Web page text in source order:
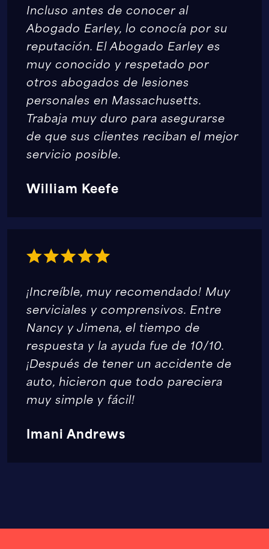
Incluso antes de conocer al
Abogado Earley, lo conocía por su
reputación. El Abogado Earley es
muy conocido y respetado por
otros abogados de lesiones
personales en Massachusetts.
Trabaja muy duro para asegurarse
de que sus clientes reciban el mejor
servicio posible.
William Keefe
¡Increíble, muy recomendado! Muy
serviciales y comprensivos. Entre
Nancy y Jimena, el tiempo de
respuesta y la ayuda fue de 10/10.
¡Después de tener un accidente de
auto, hicieron que todo pareciera
muy simple y fácil!
Imani Andrews